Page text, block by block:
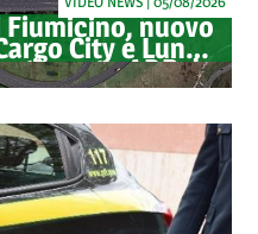
nuovo
City e Lunga
ADR da
oltre 40 milioni